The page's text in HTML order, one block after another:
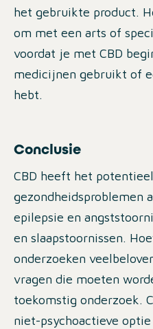
het gebruikte product.
om met een arts of
voordat je met CBD
medicijnen gebruikt of
hebt.
Conclusie
CBD heeft het
gezondheidsproblemen
epilepsie en
en slaapstoornissen.
onderzoeken
vragen die moeten
toekomstig onderzoek.
niet-psychoactieve